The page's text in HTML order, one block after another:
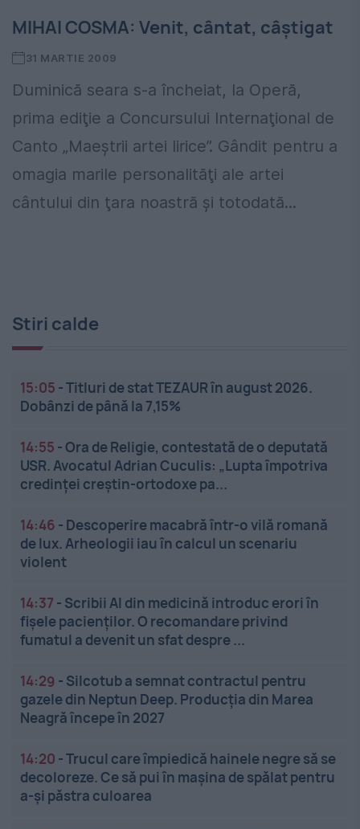
MIHAI COSMA: Venit, cântat, câştigat
31 MARTIE 2009
Duminică seara s-a încheiat, la Operă,
prima ediţie a Concursului Internaţional de
Canto „Maeştrii artei lirice”. Gândit pentru a
omagia marile personalităţi ale artei
cântului din ţara noastră şi totodată...
Stiri calde
15:05 -Titluri de stat TEZAUR în august 2026.
Dobânzi de până la 7,15%
14:55 -Ora de Religie, contestată de o deputată
USR. Avocatul Adrian Cuculis: „Lupta împotriva
credinței creștin-ortodoxe pa...
14:46 - Descoperire macabră într-o vilă romană
de lux. Arheologii iau în calcul un scenariu
violent
14:37 - Scribii AI din medicină introduc erori în
fișele pacienților. O recomandare privind
fumatul a devenit un sfat despre ...
14:29 - Silcotub a semnat contractul pentru
gazele din Neptun Deep. Producția din Marea
Neagră începe în 2027
14:20 -Trucul care împiedică hainele negre să se
decoloreze. Ce să pui în mașina de spălat pentru
a-și păstra culoarea